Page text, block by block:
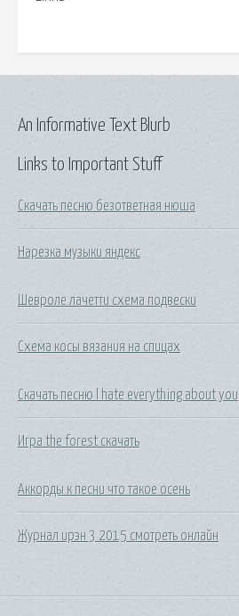
Links to Important Stuff
Скачать песню безответная нюша
Нарезка музыки яндекс
Шевроле лачетти схема подвески
Схема косы вязания на спицах
Скачать песню l hate everything about you
Игра the forest скачать
Аккорды к песни что такое осень
Журнал ирэн 3 2015 смотреть онлайн
An Informative Text Blurb